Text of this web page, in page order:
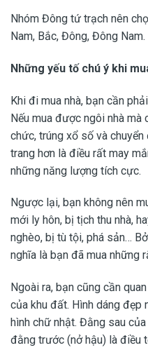
Nhóm Đông tứ trạch nên
Nam, Bắc, Đông, Đông Nam.
Những yếu tố chú ý khi
Khi đi mua nhà, bạn cần
Nếu mua được ngôi nhà
chức, trúng xổ số và
trang hơn là điều rất may
những năng lượng tích cực.
Ngược lại, bạn không nên
mới ly hôn, bị tịch thu nhà,
nghèo, bị tù tội, phá sản…
nghĩa là bạn đã mua những
Ngoài ra, bạn cũng cần
của khu đất. Hình dáng đẹp
hình chữ nhật. Đằng sau
đằng trước (nở hậu) là điều